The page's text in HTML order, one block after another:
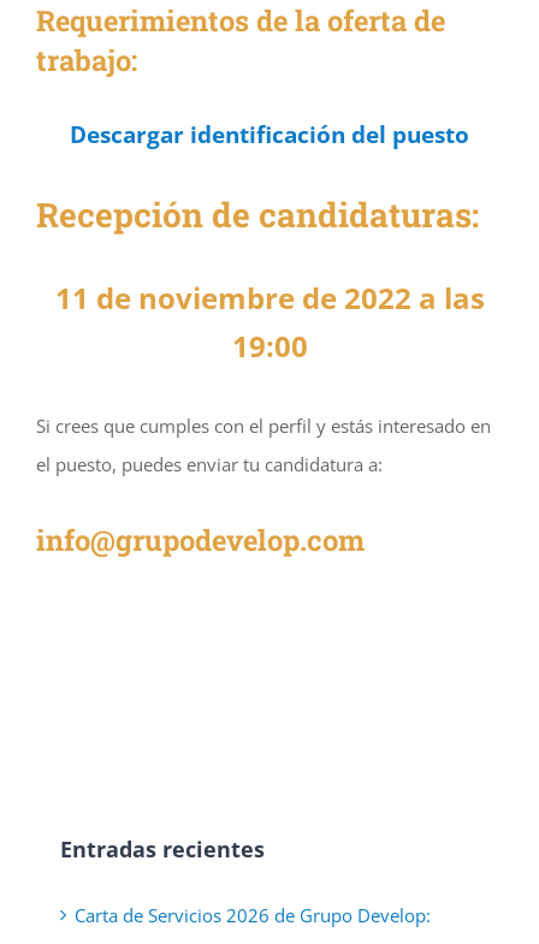
Requerimientos de la oferta de
trabajo:
Descargar identificación del puesto
Recepción de candidaturas:
11 de noviembre de 2022 a las
19:00
Si crees que cumples con el perfil y estás interesado en
el puesto, puedes enviar tu candidatura a:
info@grupodevelop.com
Entradas recientes
Carta de Servicios 2026 de Grupo Develop: